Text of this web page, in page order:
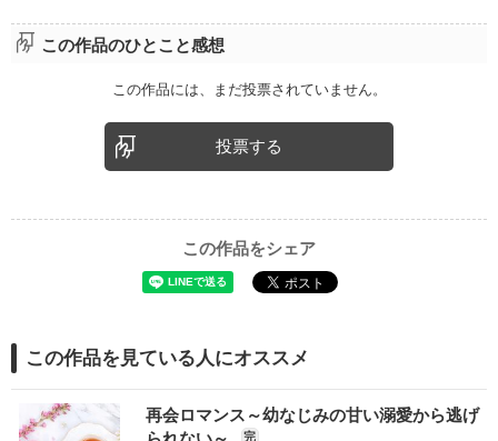
この作品のひとこと感想
この作品には、まだ投票されていません。
投票する
この作品をシェア
この作品を見ている人にオススメ
再会ロマンス～幼なじみの甘い溺愛から逃げ
完